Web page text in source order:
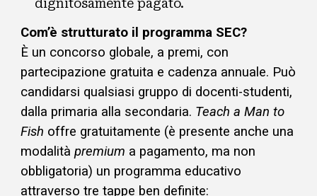
dignitosamente pagato.
Com’è strutturato il programma SEC?
È un concorso globale, a premi, con
partecipazione gratuita e cadenza annuale. Può
candidarsi qualsiasi gruppo di docenti-studenti,
dalla primaria alla secondaria. Teach a Man to
Fish offre gratuitamente (è presente anche una
modalitàpremium a pagamento, ma non
obbligatoria) un programma educativo
attraverso tre tappe ben definite: